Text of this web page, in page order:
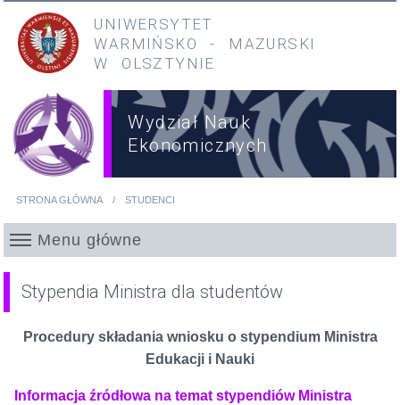
Przejdź do treści
Przejdź do menu głównego
UNIWERSYTET
WARMIŃSKO
- MAZURSKI
W OLSZTYNIE
Wydział Nauk
Ekonomicznych
STRONA GŁÓWNA STUDENCI
Menu główne
Stypendia Ministra dla studentów
Procedury składania wniosku o stypendium Ministra
Edukacji i Nauki
Informacja źródłowa na temat stypendiów Ministra